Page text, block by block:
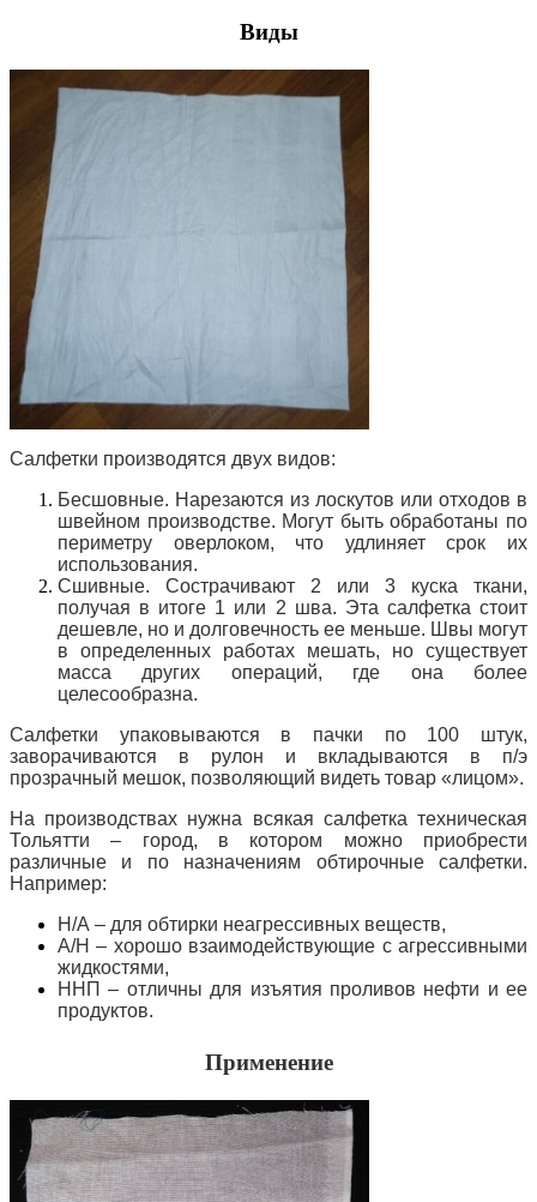
Виды
Салфетки производятся двух видов:
Бесшовные. Нарезаются из лоскутов или отходов в
швейном производстве. Могут быть обработаны по
периметру оверлоком, что удлиняет срок их
использования.
Сшивные. Сострачивают 2 или 3 куска ткани,
получая в итоге 1 или 2 шва. Эта салфетка стоит
дешевле, но и долговечность ее меньше. Швы могут
в определенных работах мешать, но существует
масса других операций, где она более
целесообразна.
Салфетки упаковываются в пачки по 100 штук,
заворачиваются в рулон и вкладываются в п/э
прозрачный мешок, позволяющий видеть товар «лицом».
На производствах нужна всякая салфетка техническая
Тольятти – город, в котором можно приобрести
различные и по назначениям обтирочные салфетки.
Например:
Н/А – для обтирки неагрессивных веществ,
А/Н – хорошо взаимодействующие с агрессивными
жидкостями,
ННП – отличны для изъятия проливов нефти и ее
продуктов.
Применение